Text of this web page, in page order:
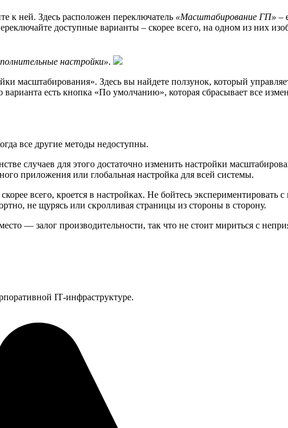
к ней. Здесь расположен переключатель «Масштабирование ГП» –
доступные варианты – скорее всего, на одном из них
настройки».
масштабирования». Здесь вы найдете ползунок, который
есть кнопка «По умолчанию», которая сбрасывает все
все другие методы недоступны.
случаев для этого достаточно изменить настройки
приложения или глобальная настройка для всей системы.
всего, кроется в настройках. Не бойтесь экспериментировать
не щурясь или скролливая страницы из стороны в сторону.
— залог производительности, так что не стоит мириться с
IT‑инфраструктуре.